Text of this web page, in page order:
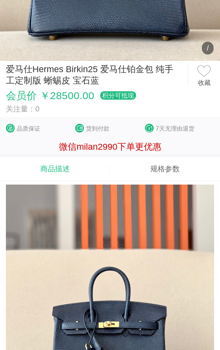
/
爱马仕Hermes Birkin25 爱马仕铂金包 纯手
工定制版 蜥蜴皮 宝石蓝
收藏
会员价 ￥28500.00 积分可抵现
关注量：0
品质保证 货到付款 7天无理由退货
微信milan2990下单更优惠
商品描述 规格参数